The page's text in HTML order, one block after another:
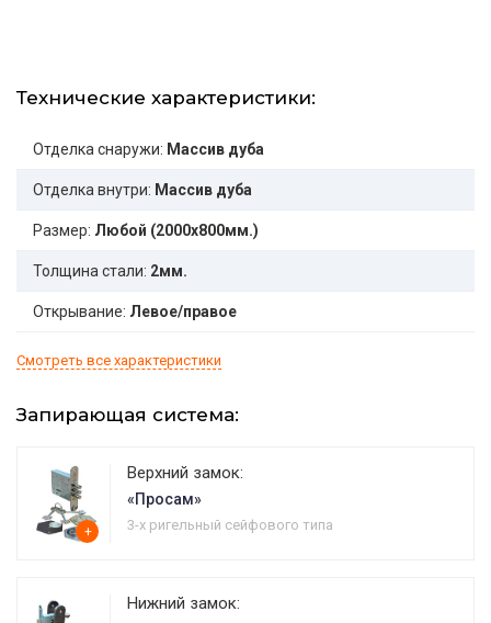
Технические характеристики:
Отделка снаружи: Массив дуба
Отделка внутри: Массив дуба
Размер: Любой (2000x800мм.)
Толщина стали: 2мм.
Открывание: Левое/правое
Смотреть все характеристики
Запирающая система:
+
Верхний замок:
«Просам»
3-х ригельный сейфового типа
Нижний замок: